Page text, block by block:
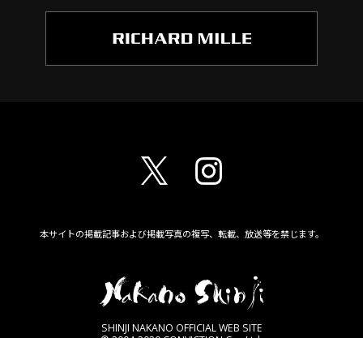
本サイトの掲載記事および掲載写真の複写、転載、放送等を禁じます。
SHINJI NAKANO OFFICIAL WEB SITE